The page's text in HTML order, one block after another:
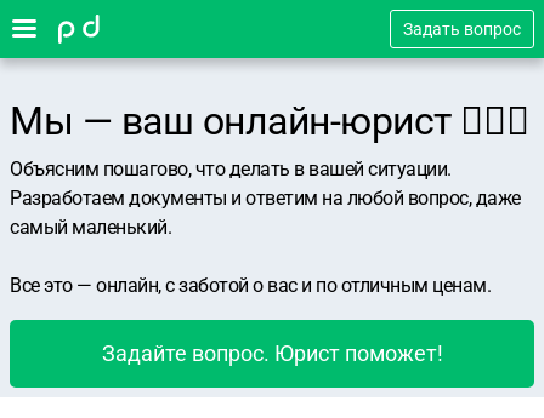
Задать вопрос
Мы — ваш онлайн-юрист 👨🏻‍⚖️
Объясним пошагово, что делать в вашей ситуации.
Разработаем документы и ответим на любой вопрос, даже
самый маленький.
Все это — онлайн, с заботой о вас и по отличным ценам.
Задайте вопрос. Юрист поможет!